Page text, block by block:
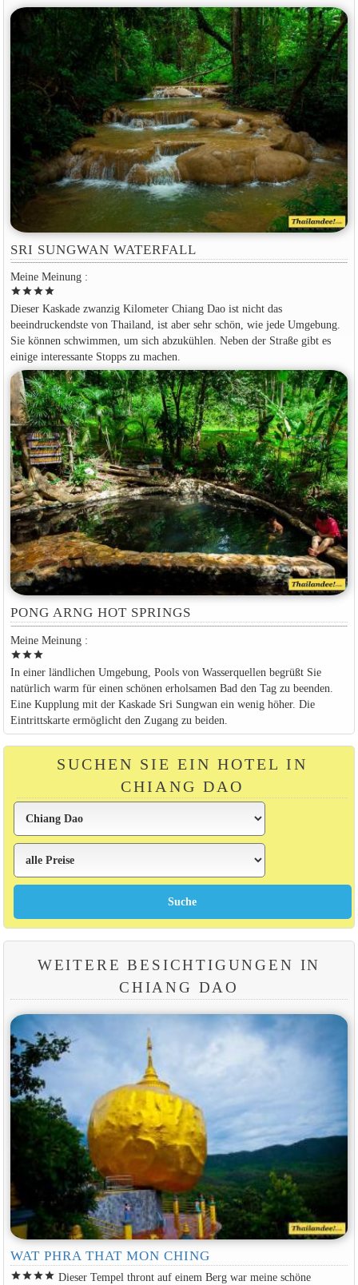
SRI SUNGWAN WATERFALL
Meine Meinung :
starstarstarstar
Dieser Kaskade zwanzig Kilometer Chiang Dao ist nicht das
beeindruckendste von Thailand, ist aber sehr schön, wie jede Umgebung.
Sie können schwimmen, um sich abzukühlen. Neben der Straße gibt es
einige interessante Stopps zu machen.
PONG ARNG HOT SPRINGS
Meine Meinung :
starstarstar
In einer ländlichen Umgebung, Pools von Wasserquellen begrüßt Sie
natürlich warm für einen schönen erholsamen Bad den Tag zu beenden.
Eine Kupplung mit der Kaskade Sri Sungwan ein wenig höher. Die
Eintrittskarte ermöglicht den Zugang zu beiden.
SUCHEN SIE EIN HOTEL IN
CHIANG DAO
WEITERE BESICHTIGUNGEN IN
CHIANG DAO
WAT PHRA THAT MON CHING
starstarstarstar Dieser Tempel thront auf einem Berg war meine schöne